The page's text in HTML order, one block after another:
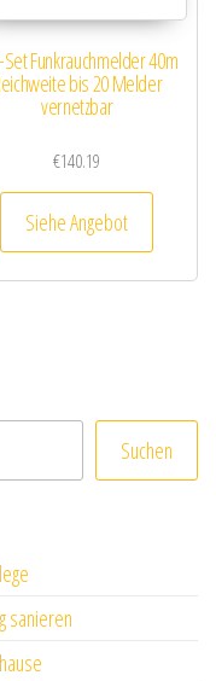
Funkrauchmelder 40m
bis 20 Melder
vernetzbar
€140.19
Siehe Angebot
Suchen
sanieren